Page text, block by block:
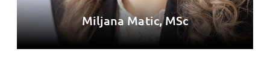
Miljana Matic, MSc